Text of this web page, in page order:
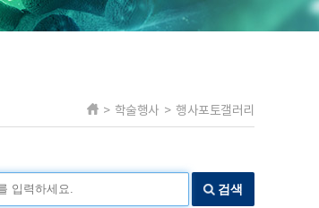
> 학술행사 > 행사포토갤러리
검색